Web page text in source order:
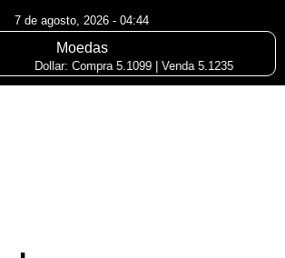
7 de agosto, 2026 - 04:44
Moedas
Dollar: Compra 5.1099 | Venda 5.1235